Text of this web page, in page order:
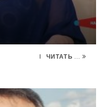
ЧИТАТЬ ...